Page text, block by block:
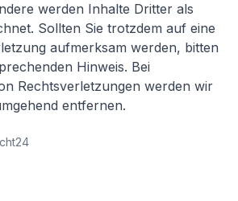
werden Inhalte Dritter als
Sollten Sie trotzdem auf eine
aufmerksam werden, bitten
Hinweis. Bei
Rechtsverletzungen werden wir
entfernen.